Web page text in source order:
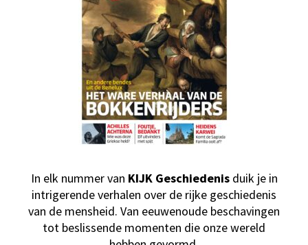
In elk nummer van KIJK Geschiedenisduik je in
intrigerende verhalen over de rijke geschiedenis
van de mensheid. Van eeuwenoude beschavingen
tot beslissende momenten die onze wereld